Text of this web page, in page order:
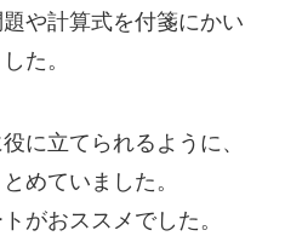
や計算式を付箋にかい
た。
に立てられるように、
めていました。
がおススメでした。